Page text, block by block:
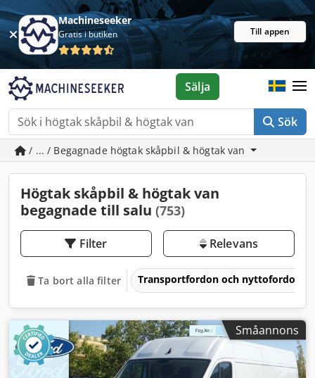
Machineseeker
Gratis i butiken Till appen
Sök
Sälja
/ ... / Begagnade högtak skåpbil & högtak van
Högtak skåpbil & högtak van
begagnade till salu (753)
Filter Relevans
Ta bort alla filter Transportfordon och nyttofordon
Småannons